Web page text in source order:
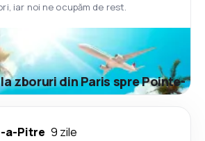
iar noi ne ocupăm de rest.
zboruri din Paris spre Pointe-
a-Pitre 9 zile